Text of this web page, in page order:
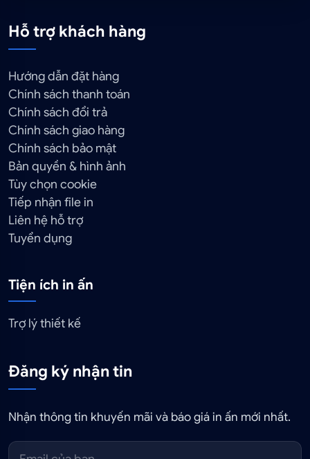
Hỗ trợ khách hàng
Hướng dẫn đặt hàng
Chính sách thanh toán
Chính sách đổi trả
Chính sách giao hàng
Chính sách bảo mật
Bản quyền & hình ảnh
Tùy chọn cookie
Tiếp nhận file in
Liên hệ hỗ trợ
Tuyển dụng
Tiện ích in ấn
Trợ lý thiết kế
Đăng ký nhận tin
Nhận thông tin khuyến mãi và báo giá in ấn mới nhất.